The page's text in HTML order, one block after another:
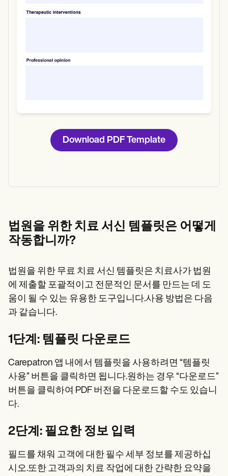
Download PDF Template
법원을 위한 치료 서신 템플릿은 어떻게
작동합니까?
법원을 위한 무료 치료 서신 템플릿은 치료사가 법원
에 제출할 포괄적이고 전문적인 문서를 만드는 데 도
움이 될 수 있는 유용한 도구입니다.사용 방법은 다음
과 같습니다.
1단계: 템플릿 다운로드
Carepatron 앱 내에서 템플릿을 사용하려면 “템플릿
사용” 버튼을 클릭하면 됩니다.원하는 경우 “다운로드”
버튼을 클릭하여 PDF 버전을 다운로드할 수도 있습니
다.
2단계: 필요한 정보 입력
필드를 채워 고객에 대한 필수 세부 정보를 제공하십
시오.또한 고객과의 치료 작업에 대한 간략한 요약을